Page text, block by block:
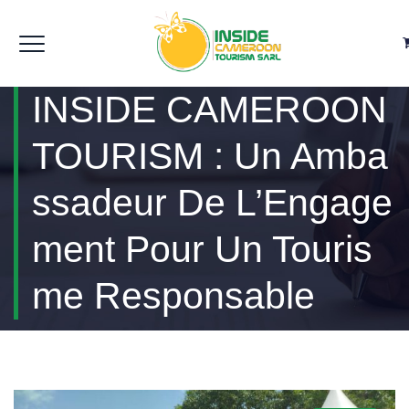
INSIDE CAMEROON
TOURISM : Un Amba
Ssadeur De L’Engage
Ment Pour Un Touris
Me Responsable